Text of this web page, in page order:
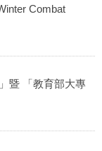
Combat
暨 「教育部大專